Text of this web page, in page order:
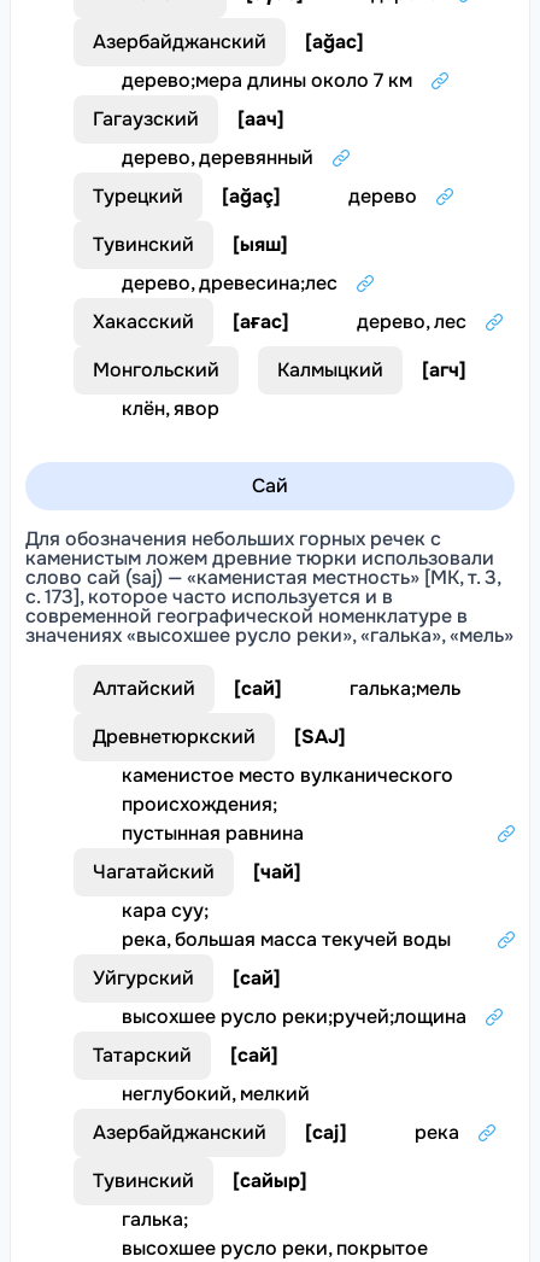
Азербайджанский
[ağac]
дерево;мера длины около 7 км
Гагаузский
[аач]
дерево, деревянный
Турецкий
[ağaç]
дерево
Тувинский
[ыяш]
дерево, древесина;лес
Хакасский
[ағас]
дерево, лес
Монгольский
Калмыцкий [агч]
клён, явор
Сай
Для обозначения небольших горных речек с
каменистым ложем древние тюрки использовали
слово сай (saj) — «каменистая местность» [МК, т. 3,
с. 173], которое часто используется и в
современной географической номенклатуре в
значениях «высохшее русло реки», «галька», «мель»
Алтайский [сай] галька;мель
Древнетюркский
[SAJ]
каменистое место вулканического
происхождения;
пустынная равнина
Чагатайский
[чай]
кара суу;
река, большая масса текучей воды
Уйгурский
[сай]
высохшее русло реки;ручей;лощина
Татарский
[сай]
неглубокий, мелкий
Азербайджанский
[caj]
река
Тувинский
[сайыр]
галька;
высохшее русло реки, покрытое